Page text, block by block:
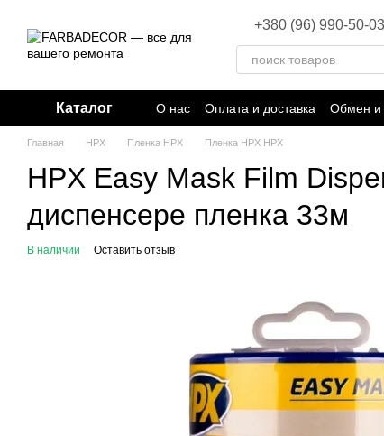
+380 (96) 990-50-03
Каталог О нас Оплата и доставка Обмен и
Главная HPX Пленка HPX Пленка HPX HPX
HPX Easy Mask Film
диспенсере пленка 33м
В наличии Оставить отзыв